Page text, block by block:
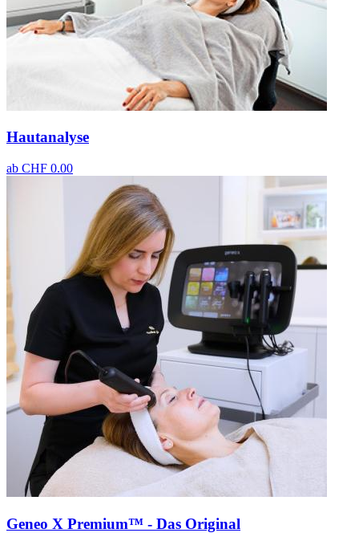
Hautanalyse
ab CHF 0.00
Geneo X Premium™ - Das Original